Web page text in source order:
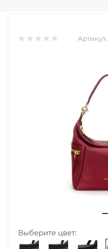
Артикул:
Выберите цвет: